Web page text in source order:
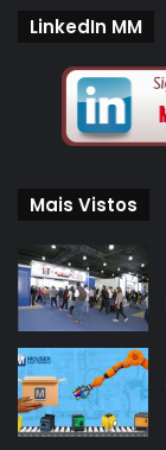
LinkedIn MM
Mais Vistos